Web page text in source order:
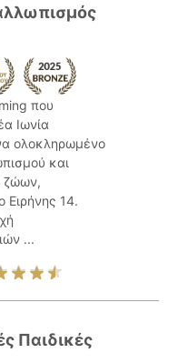
που
Ιωνία
ολοκληρωμένο
και
ζώων,
Ειρήνης 14.
...
Παιδικές